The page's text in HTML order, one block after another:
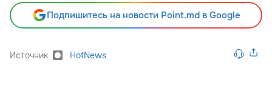
Подпишитесь на новости Point.md в Google
Источник HotNews